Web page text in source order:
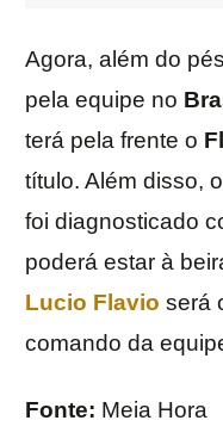
Agora, além do
pela equipe no
terá pela frente o
título. Além disso,
foi diagnosticado
poderá estar à
Lucio Flavio será
comando da
Fonte: Meia Hora